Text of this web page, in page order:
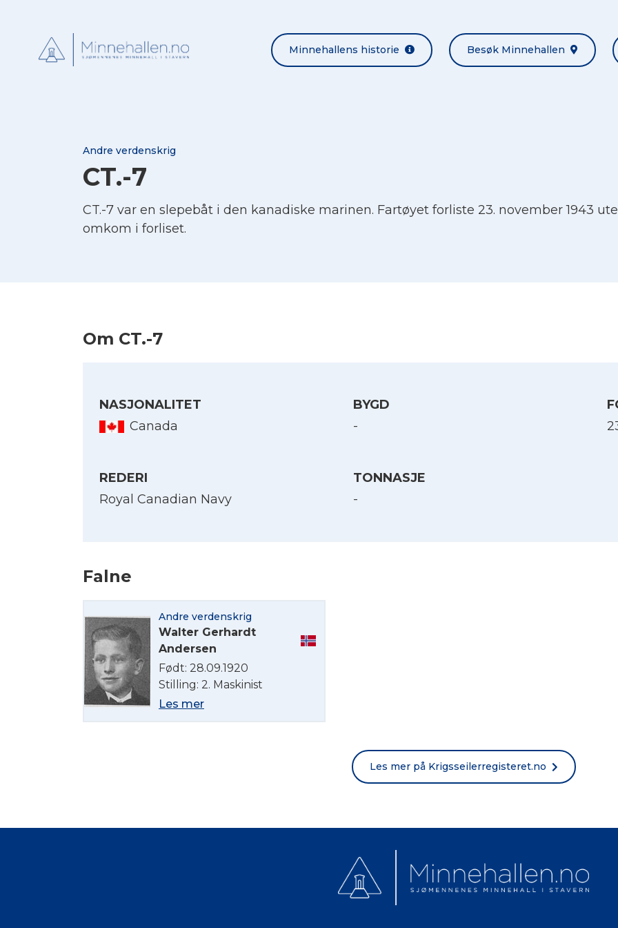
Minnehallens historie Besøk Minnehallen
Andre verdenskrig
CT.-7
CT.-7 var en slepebåt i den kanadiske marinen. Fartøyet forliste 23. november 1943
omkom i forliset.
Om CT.-7
NASJONALITET
Canada
BYGD
-
REDERI
Royal Canadian Navy
TONNASJE
-
Falne
Andre verdenskrig
Walter Gerhardt
Andersen
Født: 28.09.1920
Stilling: 2. Maskinist
Les mer
Les mer på Krigsseilerregisteret.no